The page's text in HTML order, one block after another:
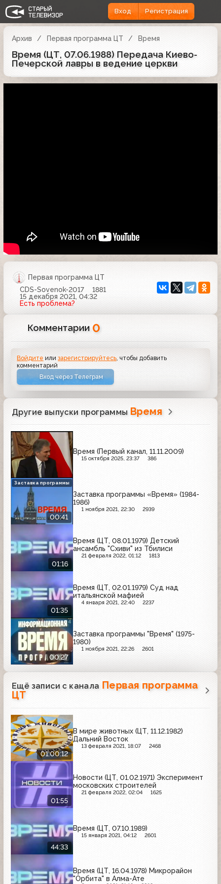
Вход Регистрация
Архив Первая программа ЦТ Время
Время (ЦТ, 07.06.1988) Передача Киево-
Печерской лавры в ведение церкви
Первая программа ЦТ
CDS-Sovenok-2017
1881
15 декабря 2021, 04:32
Есть проблема?
Комментарии 0
Войдите илизарегистрируйтесь , чтобы добавить
комментарий
Вход через Телеграм
Другие выпуски программы Время
Время (Первый канал, 11.11.2009)
15 октября 2025, 23:37 386
00:41
Заставка программы «Время» (1984-
1986)
1 ноября 2021, 22:30 2939
Заставка программы
01:16
Время (ЦТ, 08.01.1979) Детский
ансамбль "Схиви" из Тбилиси
21 февраля 2022, 01:12 1813
01:35
Время (ЦТ, 02.01.1979) Суд над
итальянской мафией
4 января 2021, 22:40 2237
00:27
Заставка программы "Время" (1975-
1980)
1 ноября 2021, 22:26 2601
Ещё записи с канала Первая программа
ЦТ
01:00:12
В мире животных (ЦТ, 11.12.1982)
Дальний Восток
13 февраля 2021, 18:07 2468
01:55
Новости (ЦТ, 01.02.1971) Эксперимент
московских строителей
21 февраля 2022, 02:04 1625
44:33
Время (ЦТ, 07.10.1989)
15 января 2021, 04:12 2601
Время (ЦТ, 16.04.1978) Микрорайон
"Орбита" в Алма-Ате